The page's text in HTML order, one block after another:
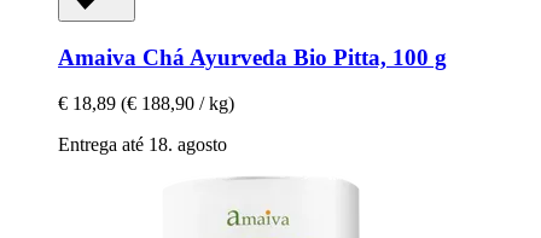
Amaiva Chá Ayurveda Bio Pitta, 100 g
€ 18,89 (€ 188,90 / kg)
Entrega até 18. agosto